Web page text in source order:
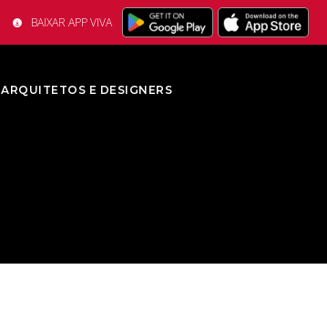
BAIXAR APP VIVA
ARQUITETOS E DESIGNERS